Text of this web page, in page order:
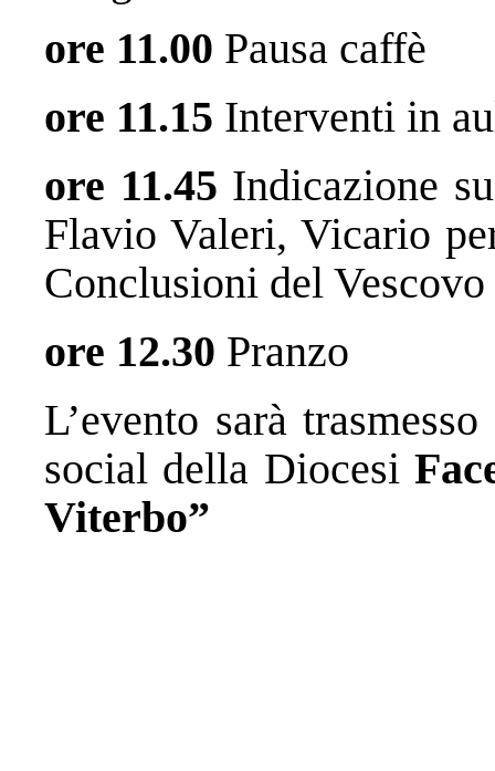
ore 11.00 Pausa caffè
ore 11.15 Interventi in
ore 11.45 Indicazione
Flavio Valeri, Vicario
Conclusioni del Vescovo
ore 12.30 Pranzo
L’evento sarà
social della Diocesi
Viterbo”